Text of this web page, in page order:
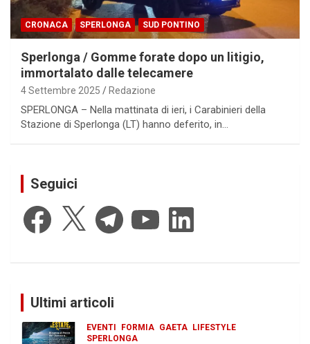
CRONACA SPERLONGA SUD PONTINO
Sperlonga / Gomme forate dopo un litigio,
immortalato dalle telecamere
4 Settembre 2025 Redazione
SPERLONGA – Nella mattinata di ieri, i Carabinieri della
Stazione di Sperlonga (LT) hanno deferito, in…
Seguici
Facebook Telegram YouTube LinkedIn
Ultimi articoli
EVENTI FORMIA GAETA LIFESTYLE
SPERLONGA